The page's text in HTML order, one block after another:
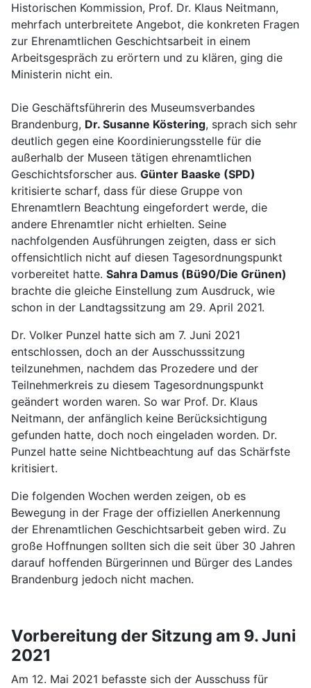
Historischen Kommission, Prof. Dr. Klaus Neitmann,
mehrfach unterbreitete Angebot, die konkreten Fragen
zur Ehrenamtlichen Geschichtsarbeit in einem
Arbeitsgespräch zu erörtern und zu klären, ging die
Ministerin nicht ein.
Die Geschäftsführerin des Museumsverbandes
Brandenburg, Dr. Susanne Köstering, sprach sich sehr
deutlich gegen eine Koordinierungsstelle für die
außerhalb der Museen tätigen ehrenamtlichen
Geschichtsforscher aus. Günter Baaske (SPD)
kritisierte scharf, dass für diese Gruppe von
Ehrenamtlern Beachtung eingefordert werde, die
andere Ehrenamtler nicht erhielten. Seine
nachfolgenden Ausführungen zeigten, dass er sich
offensichtlich nicht auf diesen Tagesordnungspunkt
vorbereitet hatte. Sahra Damus (Bü90/Die Grünen)
brachte die gleiche Einstellung zum Ausdruck, wie
schon in der Landtagssitzung am 29. April 2021.
Dr. Volker Punzel hatte sich am 7. Juni 2021
entschlossen, doch an der Ausschusssitzung
teilzunehmen, nachdem das Prozedere und der
Teilnehmerkreis zu diesem Tagesordnungspunkt
geändert worden waren. So war Prof. Dr. Klaus
Neitmann, der anfänglich keine Berücksichtigung
gefunden hatte, doch noch eingeladen worden. Dr.
Punzel hatte seine Nichtbeachtung auf das Schärfste
kritisiert.
Die folgenden Wochen werden zeigen, ob es
Bewegung in der Frage der offiziellen Anerkennung
der Ehrenamtlichen Geschichtsarbeit geben wird. Zu
große Hoffnungen sollten sich die seit über 30 Jahren
darauf hoffenden Bürgerinnen und Bürger des Landes
Brandenburg jedoch nicht machen.
Vorbereitung der Sitzung am 9. Juni
2021
Am 12. Mai 2021 befasste sich der Ausschuss für